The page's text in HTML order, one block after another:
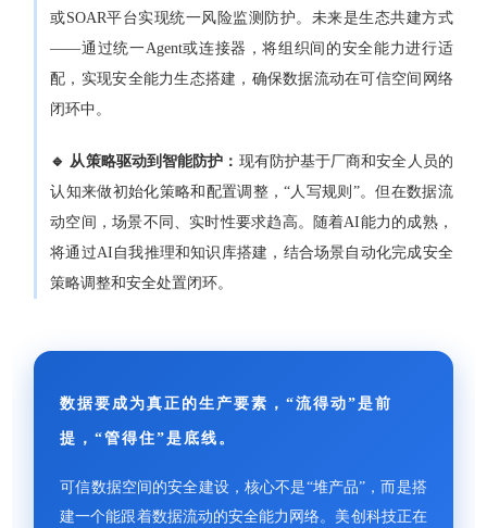
或SOAR平台实现统一风险监测防护。未来是生态共建方式
——通过统一Agent或连接器，将组织间的安全能力进行适
配，实现安全能力生态搭建，确保数据流动在可信空间网络
闭环中。
🔹 从策略驱动到智能防护： 现有防护基于厂商和安全人员的
认知来做初始化策略和配置调整，“人写规则”。但在数据流
动空间，场景不同、实时性要求趋高。随着AI能力的成熟，
将通过AI自我推理和知识库搭建，结合场景自动化完成安全
策略调整和安全处置闭环。
数据要成为真正的生产要素，“流得动”是前
提，“管得住”是底线。
可信数据空间的安全建设，核心不是“堆产品”，而是搭
建一个能跟着数据流动的安全能力网络。美创科技正在